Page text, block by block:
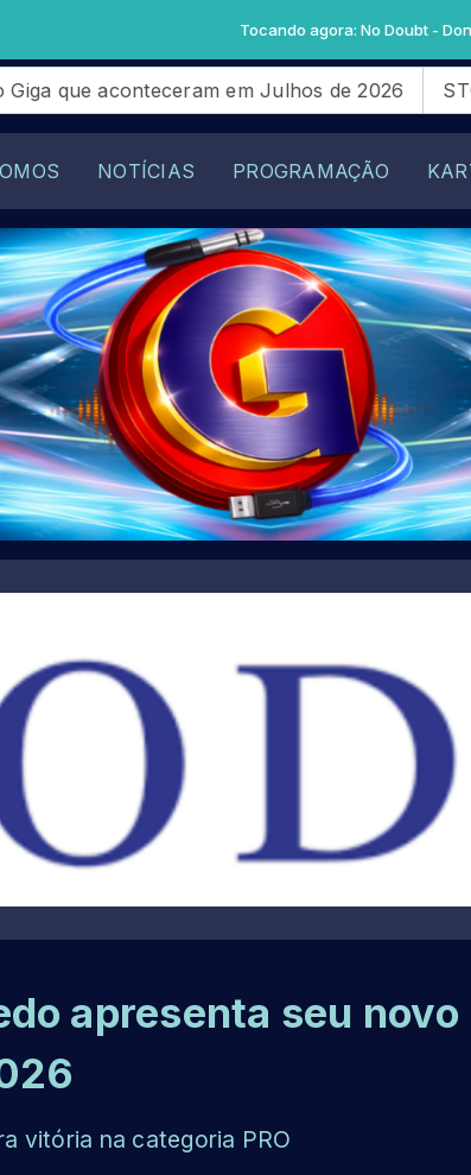
Tocando agora: No Doubt - Don't Speak
em Julhos de 2026 STOCK LIGHT:
NOTÍCIAS PROGRAMAÇÃO
apresenta seu novo
vitória na categoria PRO